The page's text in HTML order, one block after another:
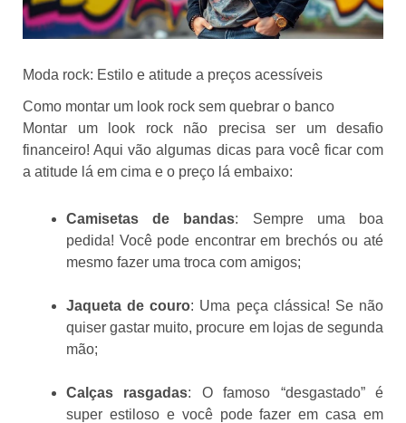
Moda rock: Estilo e atitude a preços acessíveis
Como montar um look rock sem quebrar o banco
Montar um look rock não precisa ser um desafio
financeiro! Aqui vão algumas dicas para você ficar com
a atitude lá em cima e o preço lá embaixo:
Camisetas de bandas: Sempre uma boa
pedida! Você pode encontrar em brechós ou até
mesmo fazer uma troca com amigos;
Jaqueta de couro: Uma peça clássica! Se não
quiser gastar muito, procure em lojas de segunda
mão;
Calças rasgadas: O famoso “desgastado” é
super estiloso e você pode fazer em casa em